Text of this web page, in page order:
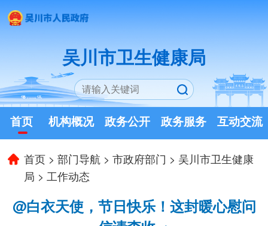
吴川市卫生健康局
首页 机构概况 政务公开 政务服务 互动交流
首页 >部门导航 >市政府部门 > 吴川市卫生健康
局 > 工作动态
@白衣天使，节日快乐！这封暖心慰问